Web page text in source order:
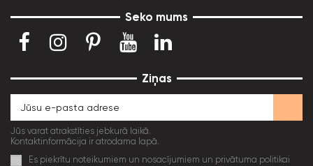
Seko mums
Ziņas
Jūs varat atrakstīties jebkurā laikā.
Kontaktinformācija ir atrodama lapā.
Es piekrītu noteikumiem un nosacījumiem un privātuma politikai